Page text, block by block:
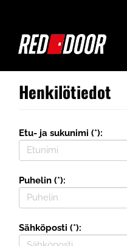
Henkilötiedot
Etu- ja sukunimi (*):
Puhelin (*):
Sähköposti (*):